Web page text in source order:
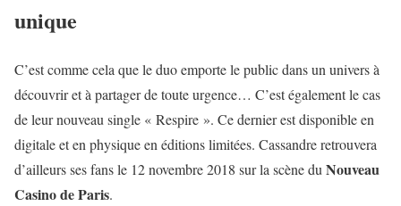
unique
C’est comme cela que le duo emporte le public dans un univers à
découvrir et à partager de toute urgence… C’est également le cas
de leur nouveau single « Respire ». Ce dernier est disponible en
digitale et en physique en éditions limitées. Cassandre retrouvera
d’ailleurs ses fans le 12 novembre 2018 sur la scène duNouveau
Casino de Paris.